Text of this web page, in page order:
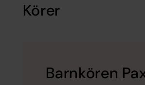
Körer
Barnkören